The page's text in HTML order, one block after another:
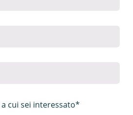
cui sei interessato*